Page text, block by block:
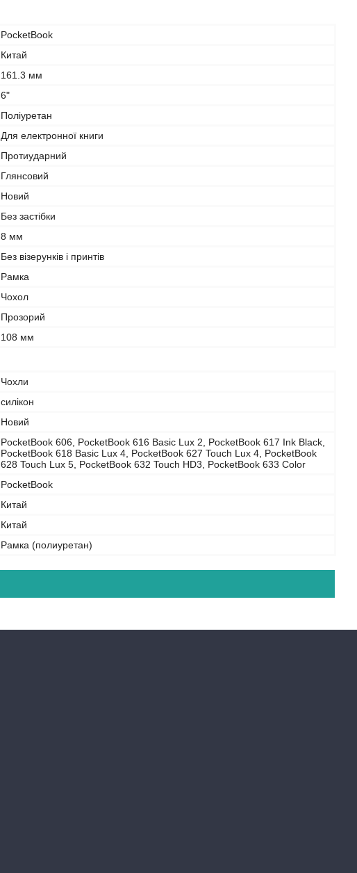
PocketBook
Китай
161.3 мм
6"
Поліуретан
Для електронної книги
Протиударний
Глянсовий
Новий
Без застібки
8 мм
Без візерунків і принтів
Рамка
Чохол
Прозорий
108 мм
Чохли
силікон
Новий
PocketBook 606, PocketBook 616 Basic Lux 2, PocketBook 617 Ink Black,
PocketBook 618 Basic Lux 4, PocketBook 627 Touch Lux 4, PocketBook
628 Touch Lux 5, PocketBook 632 Touch HD3, PocketBook 633 Color
PocketBook
Китай
Китай
Рамка (полиуретан)